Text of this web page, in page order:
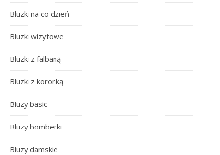
Bluzki na co dzień
Bluzki wizytowe
Bluzki z falbaną
Bluzki z koronką
Bluzy basic
Bluzy bomberki
Bluzy damskie